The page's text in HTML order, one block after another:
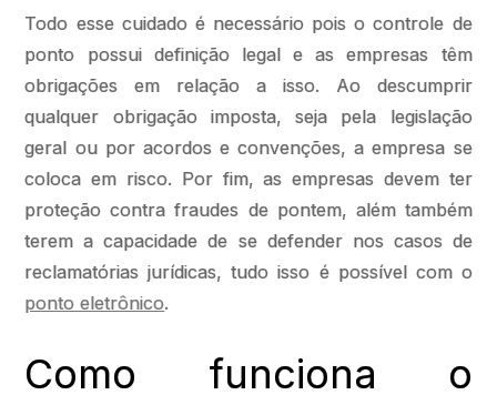
Todo esse cuidado é necessário pois o controle de
ponto possui definição legal e as empresas têm
obrigações em relação a isso. Ao descumprir
qualquer obrigação imposta, seja pela legislação
geral ou por acordos e convenções, a empresa se
coloca em risco. Por fim, as empresas devem ter
proteção contra fraudes de pontem, além também
terem a capacidade de se defender nos casos de
reclamatórias jurídicas, tudo isso é possível com o
ponto eletrônico.
Como funciona o